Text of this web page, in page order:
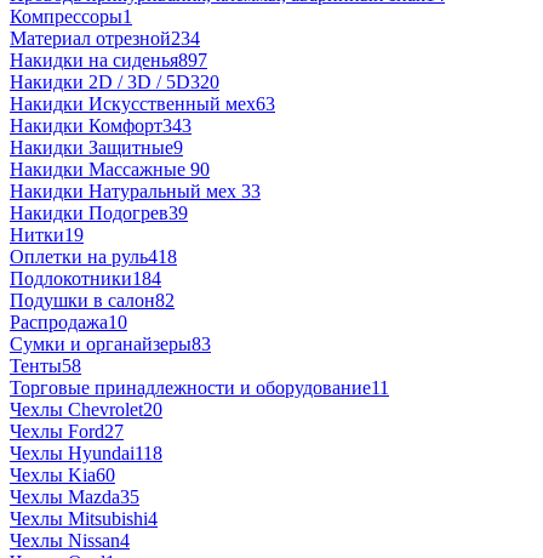
Компрессоры1
Материал отрезной234
Накидки на сиденья897
Накидки 2D / 3D / 5D320
Накидки Искусственный мех63
Накидки Комфорт343
Накидки Защитные9
Накидки Массажные 90
Накидки Натуральный мех 33
Накидки Подогрев39
Нитки19
Оплетки на руль418
Подлокотники184
Подушки в салон82
Распродажа10
Сумки и органайзеры83
Тенты58
Торговые принадлежности и оборудование11
Чехлы Chevrolet20
Чехлы Ford27
Чехлы Hyundai118
Чехлы Kia60
Чехлы Mazda35
Чехлы Mitsubishi4
Чехлы Nissan4